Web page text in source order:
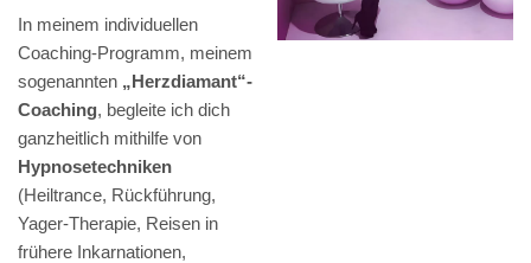
In meinem individuellen
Coaching-Programm, meinem
sogenannten „Herzdiamant“-
Coaching, begleite ich dich
ganzheitlich mithilfe von
Hypnosetechniken
(Heiltrance, Rückführung,
Yager-Therapie, Reisen in
frühere Inkarnationen,